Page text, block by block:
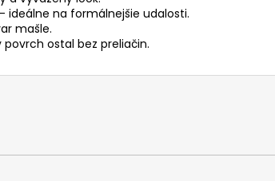
ideálne na formálnejšie udalosti.
mašle.
ostal bez preliačin.